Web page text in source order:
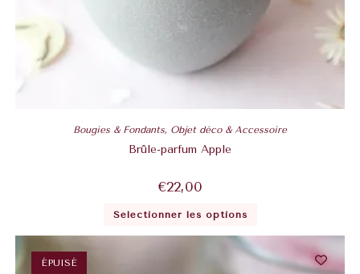
Bougies & Fondants, Objet déco & Accessoire
Brûle-parfum Apple
€22,00
Sélectionner les options
ÉPUISÉ